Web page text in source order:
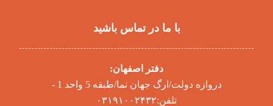
با ما در تماس باشید
دفتر اصفهان:
دروازه دولت/ارگ جهان نما/طبقه 5 واحد 1 -
تلفن:۰۳۱۹۱۰۰۲۴۳۲